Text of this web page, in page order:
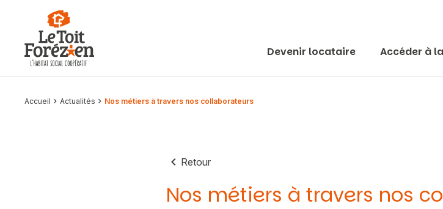
Aller au contenu
Devenir locataire Accéder à
Accueil Actualités Nos métiers à travers nos collaborateurs
Retour
Nos métiers à travers nos